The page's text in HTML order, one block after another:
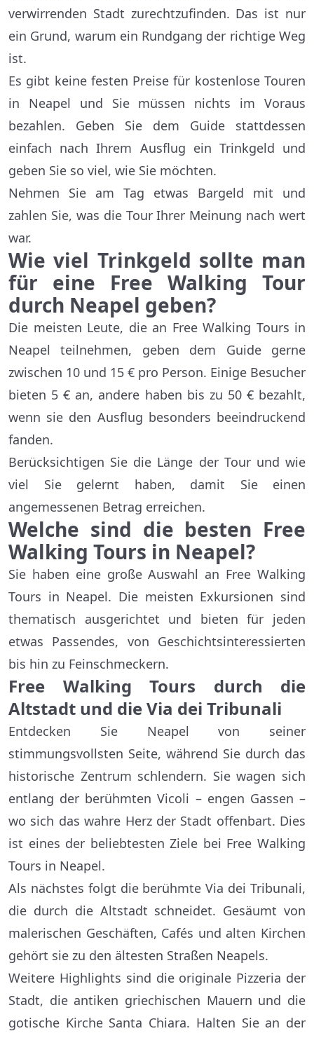
verwirrenden Stadt zurechtzufinden. Das ist nur
ein Grund, warum ein Rundgang der richtige Weg
ist.
Es gibt keine festen Preise für kostenlose Touren
in Neapel und Sie müssen nichts im Voraus
bezahlen. Geben Sie dem Guide stattdessen
einfach nach Ihrem Ausflug ein Trinkgeld und
geben Sie so viel, wie Sie möchten.
Nehmen Sie am Tag etwas Bargeld mit und
zahlen Sie, was die Tour Ihrer Meinung nach wert
war.
Wie viel Trinkgeld sollte man
für eine Free Walking Tour
durch Neapel geben?
Die meisten Leute, die an Free Walking Tours in
Neapel teilnehmen, geben dem Guide gerne
zwischen 10 und 15 € pro Person. Einige Besucher
bieten 5 € an, andere haben bis zu 50 € bezahlt,
wenn sie den Ausflug besonders beeindruckend
fanden.
Berücksichtigen Sie die Länge der Tour und wie
viel Sie gelernt haben, damit Sie einen
angemessenen Betrag erreichen.
Welche sind die besten Free
Walking Tours in Neapel?
Sie haben eine große Auswahl an Free Walking
Tours in Neapel. Die meisten Exkursionen sind
thematisch ausgerichtet und bieten für jeden
etwas Passendes, von Geschichtsinteressierten
bis hin zu Feinschmeckern.
Free Walking Tours durch die
Altstadt und die Via dei Tribunali
Entdecken Sie Neapel von seiner
stimmungsvollsten Seite, während Sie durch das
historische Zentrum schlendern. Sie wagen sich
entlang der berühmten Vicoli – engen Gassen –
wo sich das wahre Herz der Stadt offenbart. Dies
ist eines der beliebtesten Ziele bei Free Walking
Tours in Neapel.
Als nächstes folgt die berühmte Via dei Tribunali,
die durch die Altstadt schneidet. Gesäumt von
malerischen Geschäften, Cafés und alten Kirchen
gehört sie zu den ältesten Straßen Neapels.
Weitere Highlights sind die originale Pizzeria der
Stadt, die antiken griechischen Mauern und die
gotische Kirche Santa Chiara. Halten Sie an der